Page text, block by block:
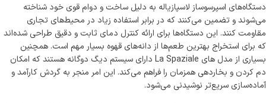
دستگاه‌های اسپرسوساز لاسپازیاله به دلیل ساخت و دوام قوی خود شناخته
می‌شوند و تضمین می‌کنند که در برابر استفاده زیاد در محیط‌های تجاری
مقاومت کنند. این دستگاه‌ها برای ارائه کنترل دمای ثابت و دقیق طراحی شده‌اند
که برای استخراج بهترین طعم‌ها از دانه‌های قهوه بسیار مهم است. همچنین
بسیاری از مدل های La Spaziale دارای سیستم دیگ دوگانه هستند که امکان
دم کردن و بخاردهی همزمان را فراهم می‌کند. این امر منجر به گردش کارآمد و
آماده‌سازی سریع‌تر نوشیدنی می‌شود.